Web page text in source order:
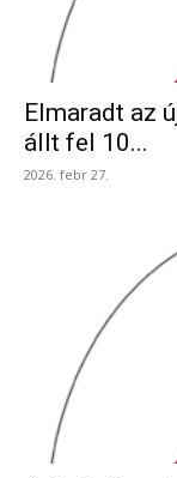
Elmaradt az
állt fel 10...
2026. febr 27.